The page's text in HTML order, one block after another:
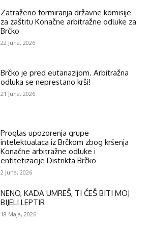
Zatraženo formiranja državne komisije
za zaštitu Konačne arbitražne odluke za
Brčko
22 Juna, 2026
Brčko je pred eutanazijom. Arbitražna
odluka se neprestano krši!
21 Juna, 2026
Proglas upozorenja grupe
intelektualaca iz Brčkom zbog kršenja
Konačne arbitražne odluke i
entitetizacije Distrikta Brčko
2 Juna, 2026
NENO, KADA UMREŠ, TI ĆEŠ BITI MOJ
BIJELI LEPTIR
18 Maja, 2026